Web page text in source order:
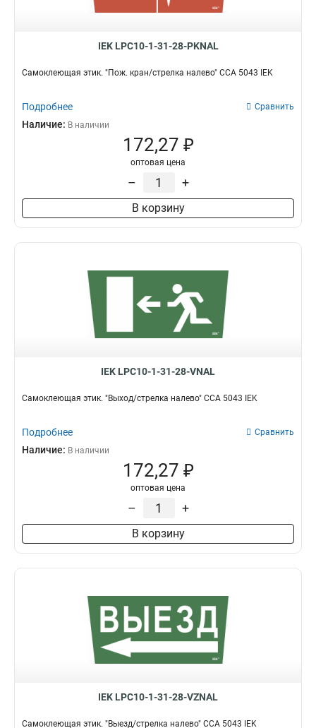
IEK LPC10-1-31-28-PKNAL
Самоклеющая этик. "Пож. кран/стрелка налево" ССА 5043 IEK
Подробнее Сравнить
Наличие: В наличии
172,27 ₽
оптовая цена
– +
В корзину
IEK LPC10-1-31-28-VNAL
Самоклеющая этик. "Выход/стрелка налево" ССА 5043 IEK
Подробнее Сравнить
Наличие: В наличии
172,27 ₽
оптовая цена
– +
В корзину
IEK LPC10-1-31-28-VZNAL
Самоклеющая этик. "Выезд/стрелка налево" ССА 5043 IEK